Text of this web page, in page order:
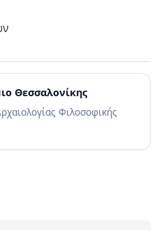
Θεσσαλονίκης
Φιλοσοφικής